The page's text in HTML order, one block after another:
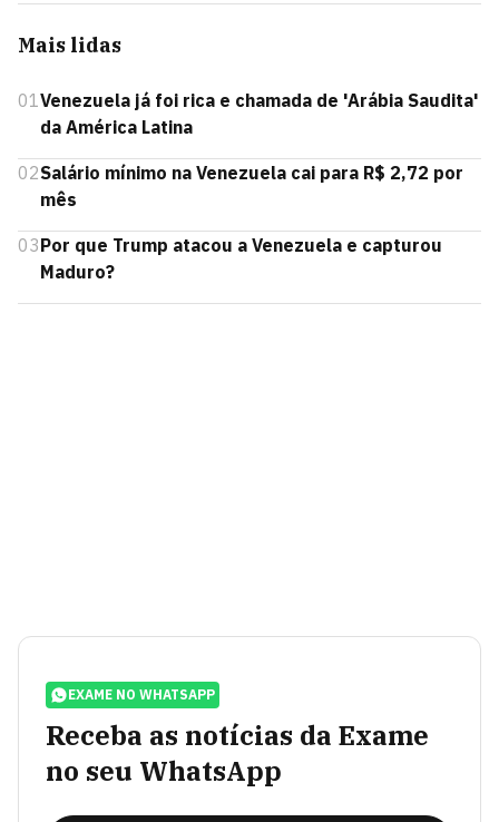
Mais lidas
01Venezuela já foi rica e chamada de 'Arábia Saudita'
da América Latina
02Salário mínimo na Venezuela cai para R$ 2,72 por
mês
03Por que Trump atacou a Venezuela e capturou
Maduro?
EXAME NO WHATSAPP
Receba as notícias da Exame
no seu WhatsApp